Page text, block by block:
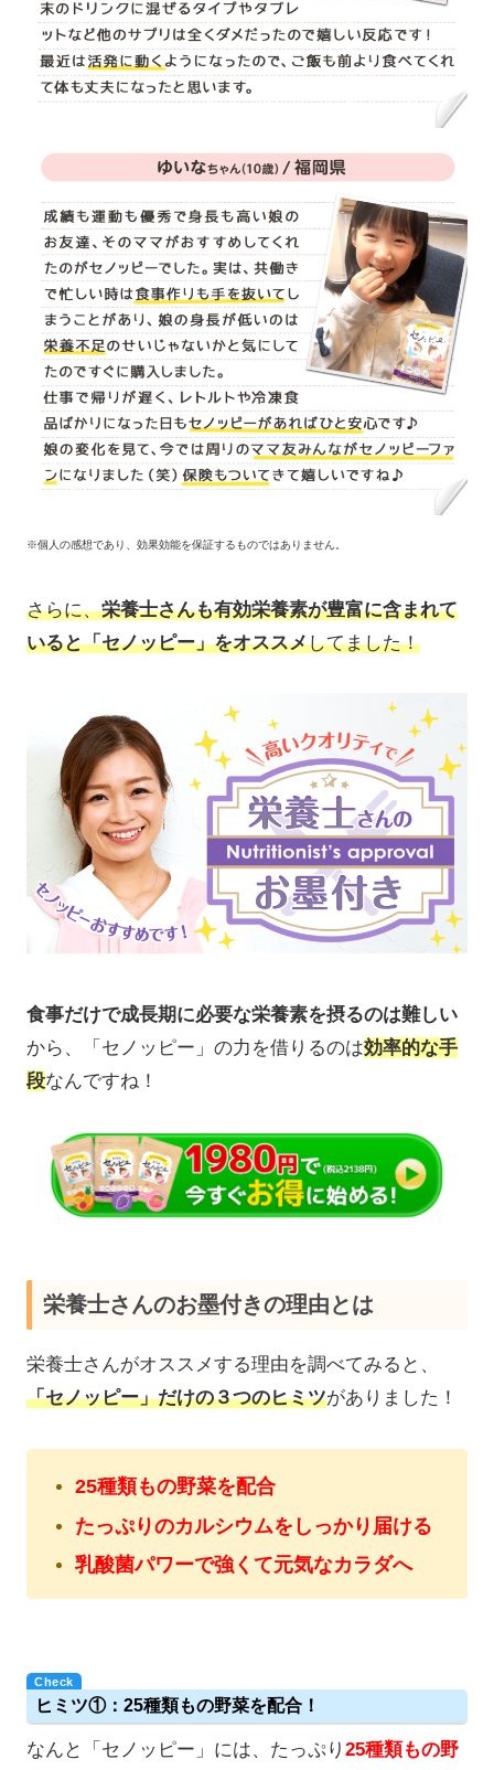
※個人の感想であり、効果効能を保証するものではありません。
さらに、栄養士さんも有効栄養素が豊富に含まれて
いると「セノッピー」をオススメしてました！
食事だけで成長期に必要な栄養素を摂るのは難しい
から、「セノッピー」の力を借りるのは効率的な手
段なんですね！
栄養士さんのお墨付きの理由とは
栄養士さんがオススメする理由を調べてみると、
「セノッピー」だけの３つのヒミツがありました！
25種類もの野菜を配合
たっぷりのカルシウムをしっかり届ける
乳酸菌パワーで強くて元気なカラダへ
ヒミツ①：25種類もの野菜を配合！
なんと「セノッピー」には、たっぷり 25種類もの野